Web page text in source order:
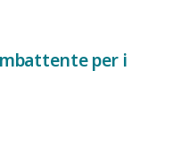
per i